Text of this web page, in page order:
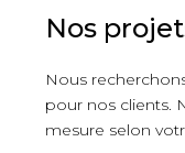
Nos
Nous
pour nos clients.
mesure selon